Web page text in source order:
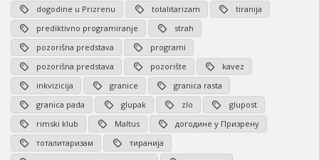
dogodine u Prizrenu
totalitarizam
tiranija
prediktivno programiranje
strah
pozorišna predstava
programi
pozorišna predstava
pozorište
kavez
inkvizicija
granice
granica rasta
granica pada
glupak zlo
glupost
rimski klub
Maltus
догодине у Призрену
тоталитаризам
тиранија